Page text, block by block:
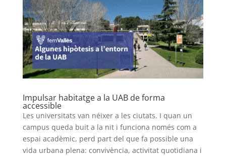
Impulsar habitatge a la UAB de forma
accessible
Les universitats van néixer a les ciutats. I quan un
campus queda buit a la nit i funciona només com a
espai acadèmic, perd part del que fa possible una
vida urbana plena: convivència, activitat quotidiana i